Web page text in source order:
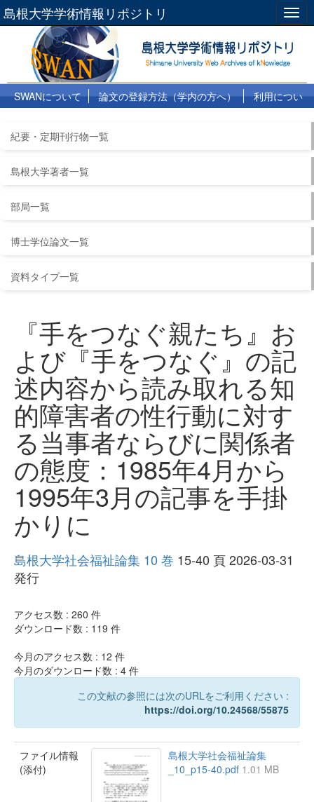
島根大学学術情報リポジトリ
SWANについて 論文の登録方法（学内の方へ）
利用につい
紀要・定期刊行物一覧
島根大学著者一覧
部局一覧
博士学位論文一覧
資料タイプ一覧
『手をつなぐ親たち』お
よび『手をつなぐ』の記
述内容から読み取れる知
的障害者の性行動に対す
る当事者ならびに関係者
の態度：1985年4月から
1995年3月の記事を手掛
かりに
島根大学社会福祉論集 10 巻 15-40 頁 2026-03-31
発行
アクセス数 : 260 件
ダウンロード数 : 119 件
今月のアクセス数 : 12 件
今月のダウンロード数 : 4 件
この文献の参照には次のURLをご利用ください :
https://doi.org/10.24568/55875
ファイル情報
(添付)
島根大学社会福祉論集
_10_p15-40.pdf 1.01 MB